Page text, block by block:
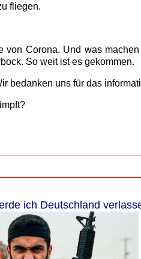
fliegen.
von Corona. Und was
So weit ist es gekommen.
bedanken uns für das
ich Deutschland